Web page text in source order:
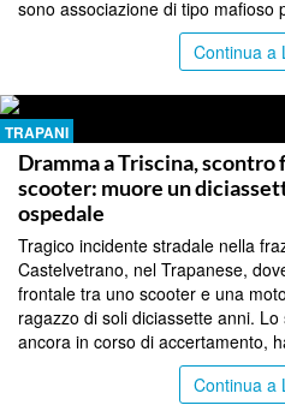
sono associazione di tipo mafioso
Continua a
TRAPANI
Dramma a Triscina,
scooter: muore un
ospedale
Tragico incidente stradale nella
Castelvetrano, nel Trapanese,
frontale tra uno scooter e una
ragazzo di soli diciassette anni.
ancora in corso di accertamento,
Continua a